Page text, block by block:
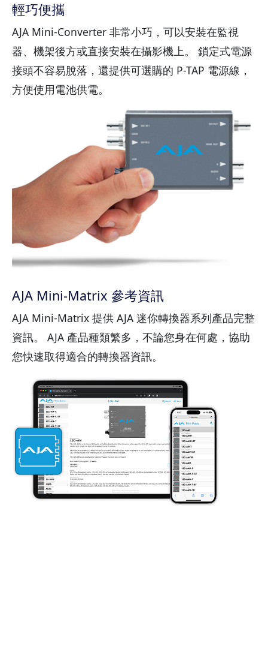
輕巧便攜
AJA Mini-Converter 非常小巧，可以安裝在監視
器、機架後方或直接安裝在攝影機上。 鎖定式電源
接頭不容易脫落，還提供可選購的 P-TAP 電源線，
方便使用電池供電。
AJA Mini-Matrix 參考資訊
AJA Mini-Matrix 提供 AJA 迷你轉換器系列產品完整
資訊。 AJA 產品種類繁多，不論您身在何處，協助
您快速取得適合的轉換器資訊。